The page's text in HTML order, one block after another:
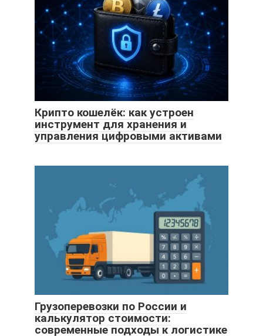
Крипто кошелёк: как устроен
инструмент для хранения и
управления цифровыми активами
Грузоперевозки по России и
калькулятор стоимости:
современные подходы к логистике